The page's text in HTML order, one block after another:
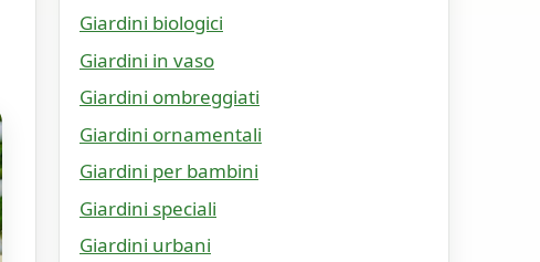
Giardini biologici
Giardini in vaso
Giardini ombreggiati
Giardini ornamentali
Giardini per bambini
Giardini speciali
Giardini urbani